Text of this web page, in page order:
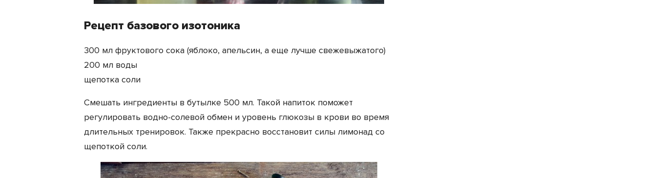
Рецепт базового изотоника
300 мл фруктового сока (яблоко, апельсин, а еще лучше свежевыжатого)
200 мл воды
щепотка соли
Смешать ингредиенты в бутылке 500 мл. Такой напиток поможет
регулировать водно-солевой обмен и уровень глюкозы в крови во время
длительных тренировок. Также прекрасно восстановит силы лимонад со
щепоткой соли.